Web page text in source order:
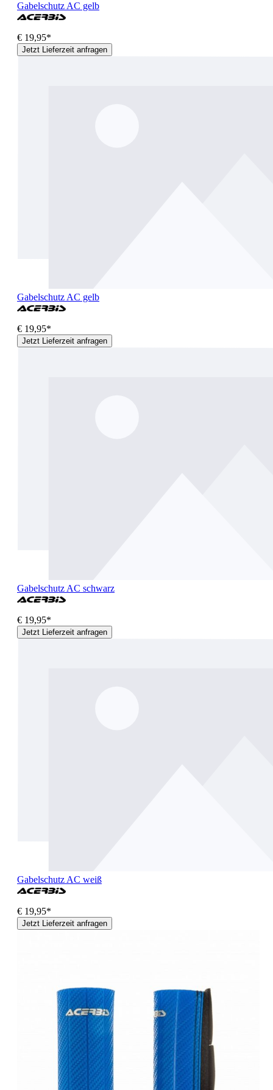
Gabelschutz AC gelb
€ 19,95*
Jetzt Lieferzeit anfragen
Gabelschutz AC gelb
€ 19,95*
Jetzt Lieferzeit anfragen
Gabelschutz AC schwarz
€ 19,95*
Jetzt Lieferzeit anfragen
Gabelschutz AC weiß
€ 19,95*
Jetzt Lieferzeit anfragen